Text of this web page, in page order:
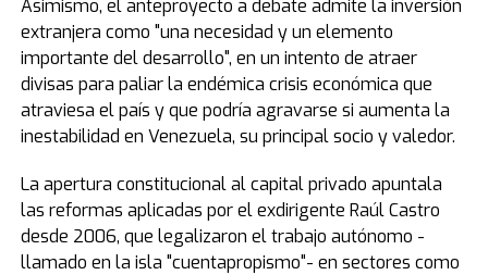
Asimismo, el anteproyecto a debate admite la inversión
extranjera como "una necesidad y un elemento
importante del desarrollo", en un intento de atraer
divisas para paliar la endémica crisis económica que
atraviesa el país y que podría agravarse si aumenta la
inestabilidad en Venezuela, su principal socio y valedor.
La apertura constitucional al capital privado apuntala
las reformas aplicadas por el exdirigente Raúl Castro
desde 2006, que legalizaron el trabajo autónomo -
llamado en la isla "cuentapropismo"- en sectores como